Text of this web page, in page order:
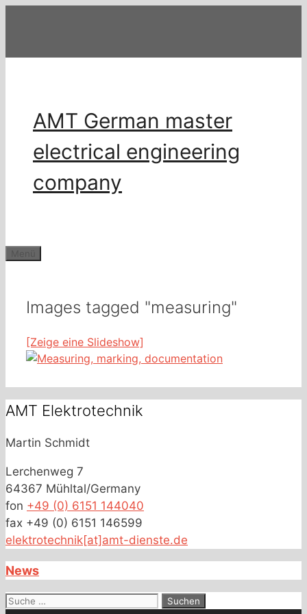
AMT German master
electrical engineering
company
Images tagged "measuring"
[Zeige eine Slideshow]
AMT Elektrotechnik
Martin Schmidt
Lerchenweg 7
64367 Mühltal/Germany
fon +49 (0) 6151 144040
fax +49 (0) 6151 146599
elektrotechnik[at]amt-dienste.de
News
Suche